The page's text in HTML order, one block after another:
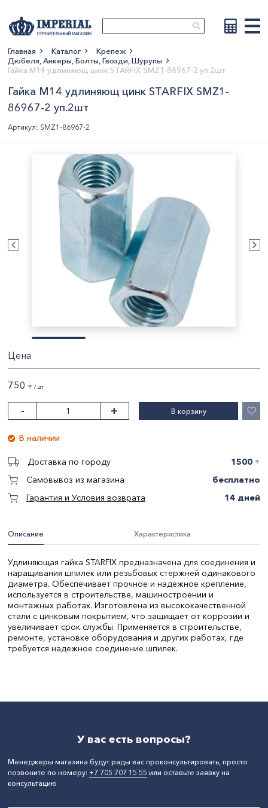
Показать больше
Главная Каталог
Крепеж
Дюбеля, Анкеры, Болты, Гвозди, Шурупы
Гайка М14 удлиняющ цинк STARFIX SMZ1-86967-2 уп.2шт
Гайка М14 удлиняющ цинк STARFIX SMZ1-
86967-2 уп.2шт
Артикул: SMZ1-86967-2
Описание Характеристика
Удлиняющая гайка STARFIX предназначена для соединения и
наращивания шпилек или резьбовых стержней одинакового
диаметра. Обеспечивает прочное и надежное крепление,
используется в строительстве, машиностроении и
монтажных работах. Изготовлена из высококачественной
стали с цинковым покрытием, что защищает от коррозии и
увеличивает срок службы. Применяется в строительстве,
ремонте, установке оборудования и других работах, где
требуется надежное соединение шпилек.
Цена
750 〒 / шт
- + В корзину
В наличии
Доставка по городу 1500 〒
Самовывоз из магазина
бесплатно
Гарантия и Условия возврата
14 дней
У вас есть вопросы?
Менеджеры магазина будут рады вас проконсультировать, просто
позвоните по номеру: +7 705 707 15 55 или оставьте заявку на
консультацию